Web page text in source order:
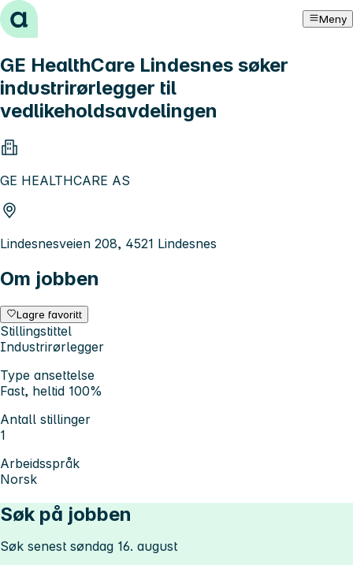
Hopp til innhold Meny
GE HealthCare Lindesnes søker
industrirørlegger til
vedlikeholdsavdelingen
GE HEALTHCARE AS
Lindesnesveien 208, 4521 Lindesnes
Om jobben
Lagre favoritt
Stillingstittel
Industrirørlegger
Type ansettelse
Fast, heltid 100%
Antall stillinger
1
Arbeidsspråk
Norsk
Søk på jobben
Søk senest søndag 16. august